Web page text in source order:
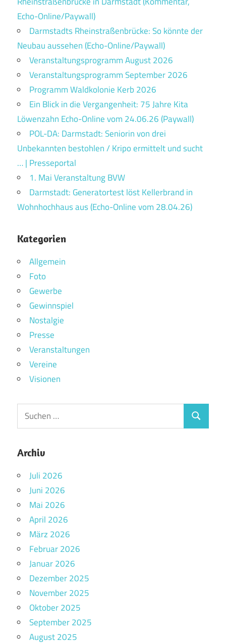
Echo-Online/Paywall)
Darmstadts Rheinstraßenbrücke: So könnte der
Neubau aussehen (Echo-Online/Paywall)
Veranstaltungsprogramm August 2026
Veranstaltungsprogramm September 2026
Programm Waldkolonie Kerb 2026
Ein Blick in die Vergangenheit: 75 Jahre Kita
Löwenzahn Echo-Online vom 24.06.26 (Paywall)
POL-DA: Darmstadt: Seniorin von drei
Unbekannten bestohlen / Kripo ermittelt und sucht
… | Presseportal
1. Mai Veranstaltung BVW
Darmstadt: Generatortest löst Kellerbrand in
Wohnhochhaus aus (Echo-Online vom 28.04.26)
Kategorien
Allgemein
Foto
Gewerbe
Gewinnspiel
Nostalgie
Presse
Veranstaltungen
Vereine
Visionen
Archiv
Juli 2026
Juni 2026
Mai 2026
April 2026
März 2026
Februar 2026
Januar 2026
Dezember 2025
November 2025
Oktober 2025
September 2025
August 2025